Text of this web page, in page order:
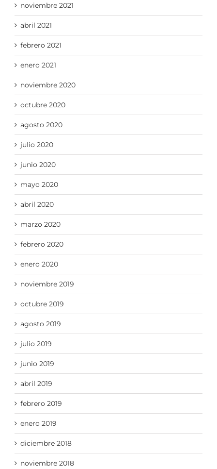
noviembre 2021
abril 2021
febrero 2021
enero 2021
noviembre 2020
octubre 2020
agosto 2020
julio 2020
junio 2020
mayo 2020
abril 2020
marzo 2020
febrero 2020
enero 2020
noviembre 2019
octubre 2019
agosto 2019
julio 2019
junio 2019
abril 2019
febrero 2019
enero 2019
diciembre 2018
noviembre 2018